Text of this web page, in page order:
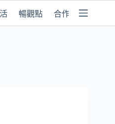
暢觀點 合作媒體